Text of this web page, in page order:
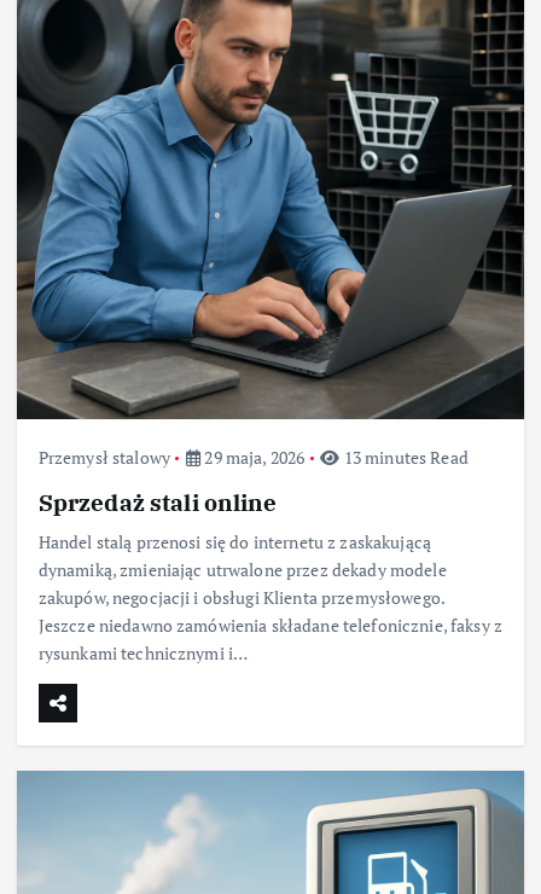
Przemysł stalowy 29 maja, 2026 13 minutes Read
Sprzedaż stali online
Handel stalą przenosi się do internetu z zaskakującą
dynamiką, zmieniając utrwalone przez dekady modele
zakupów, negocjacji i obsługi Klienta przemysłowego.
Jeszcze niedawno zamówienia składane telefonicznie, faksy z
rysunkami technicznymi i…